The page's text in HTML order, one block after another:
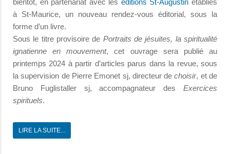
bientôt, en partenariat avec les éditions St-Augustin établies
à St-Maurice, un nouveau rendez-vous éditorial, sous la
forme d’un livre.
Sous le titre provisoire de Portraits de jésuites, la spiritualité
ignatienne en mouvement, cet ouvrage sera publié au
printemps 2024 à partir d’articles parus dans la revue, sous
la supervision de Pierre Emonet sj, directeur dechoisir, et de
Bruno Fuglistaller sj, accompagnateur des Exercices
spirituels.
LIRE LA SUITE...